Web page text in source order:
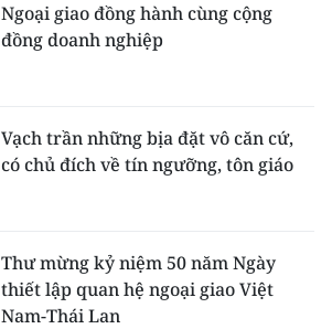
Ngoại giao đồng hành cùng cộng
đồng doanh nghiệp
Vạch trần những bịa đặt vô căn cứ,
có chủ đích về tín ngưỡng, tôn giáo
Thư mừng kỷ niệm 50 năm Ngày
thiết lập quan hệ ngoại giao Việt
Nam-Thái Lan